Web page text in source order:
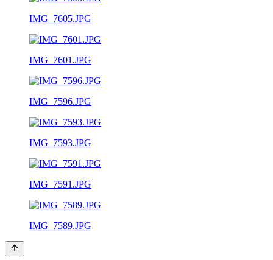
IMG_7605.JPG
IMG_7601.JPG
IMG_7596.JPG
IMG_7593.JPG
IMG_7591.JPG
IMG_7589.JPG